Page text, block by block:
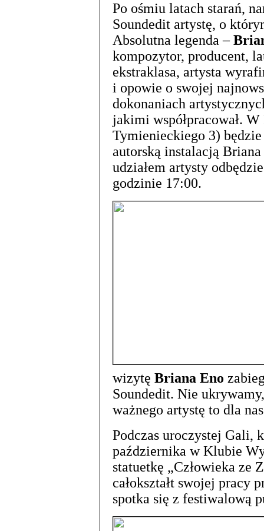
Po ośmiu latach starań,
Soundedit artystę, o
Absolutna legenda –
kompozytor, producent,
ekstraklasa, artysta
i opowie o swojej
dokonaniach
jakimi współpracował.
Tymienieckiego 3)
autorską instalacją
udziałem artysty
godzinie 17:00.
wizytę Briana Eno
Soundedit. Nie
ważnego artystę to dla
Podczas uroczystej Gali,
października w Klubie
statuetkę „Człowieka ze
całokształt swojej pracy
spotka się z festiwalową